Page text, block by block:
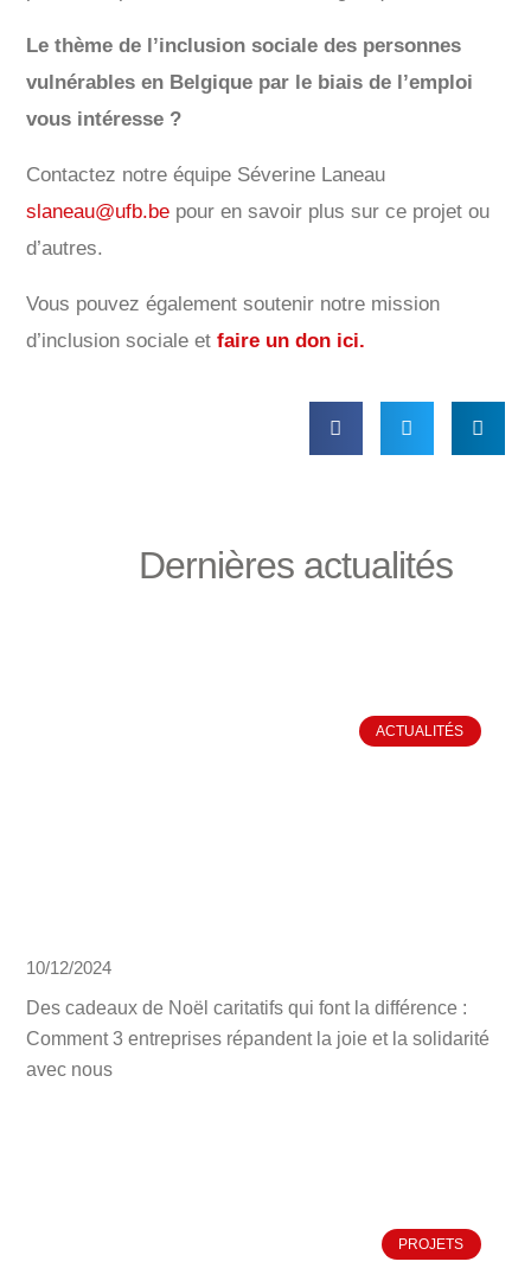
Le thème de l’inclusion sociale des personnes
vulnérables en Belgique par le biais de l’emploi
vous intéresse ?
Contactez notre équipe Séverine Laneau
slaneau@ufb.be pour en savoir plus sur ce projet ou
d’autres.
Vous pouvez également soutenir notre mission
d’inclusion sociale etfaire un don ici.
Dernières actualités
ACTUALITÉS
Des cadeaux de Noël caritatifs qui font la différence :
Comment 3 entreprises répandent la joie et la solidarité
avec nous
10/12/2024
PROJETS